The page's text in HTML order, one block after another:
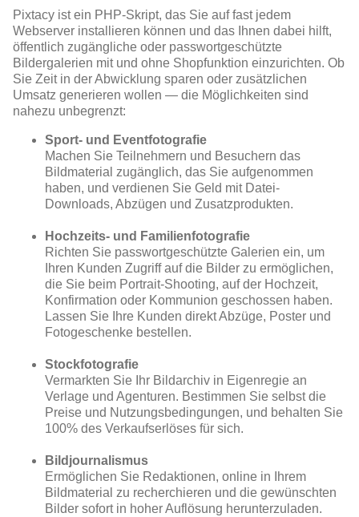
Pixtacy ist ein PHP-Skript, das Sie auf fast jedem
Webserver installieren können und das Ihnen dabei hilft,
öffentlich zugängliche oder passwortgeschützte
Bildergalerien mit und ohne Shopfunktion einzurichten. Ob
Sie Zeit in der Abwicklung sparen oder zusätzlichen
Umsatz generieren wollen — die Möglichkeiten sind
nahezu unbegrenzt:
Sport- und Eventfotografie
Machen Sie Teilnehmern und Besuchern das
Bildmaterial zugänglich, das Sie aufgenommen
haben, und verdienen Sie Geld mit Datei-
Downloads, Abzügen und Zusatzprodukten.
Hochzeits- und Familienfotografie
Richten Sie passwortgeschützte Galerien ein, um
Ihren Kunden Zugriff auf die Bilder zu ermöglichen,
die Sie beim Portrait-Shooting, auf der Hochzeit,
Konfirmation oder Kommunion geschossen haben.
Lassen Sie Ihre Kunden direkt Abzüge, Poster und
Fotogeschenke bestellen.
Stockfotografie
Vermarkten Sie Ihr Bildarchiv in Eigenregie an
Verlage und Agenturen. Bestimmen Sie selbst die
Preise und Nutzungsbedingungen, und behalten Sie
100% des Verkaufserlöses für sich.
Bildjournalismus
Ermöglichen Sie Redaktionen, online in Ihrem
Bildmaterial zu recherchieren und die gewünschten
Bilder sofort in hoher Auflösung herunterzuladen.